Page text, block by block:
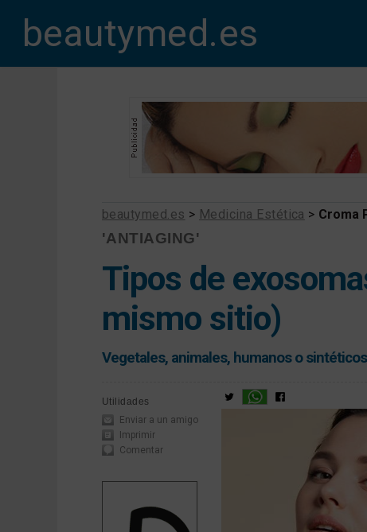
beautymed.es
beautymed.es > Medicina Estética > Croma
'ANTIAGING'
Tipos de
mismo sitio)
Vegetales, animales, humanos o
Utilidades
Enviar a un amigo
Imprimir
Comentar